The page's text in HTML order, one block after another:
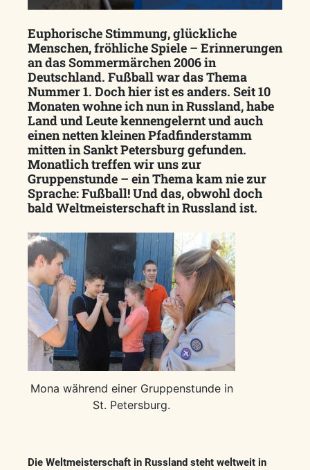
Euphorische Stimmung, glückliche
Menschen, fröhliche Spiele – Erinnerungen
an das Sommermärchen 2006 in
Deutschland. Fußball war das Thema
Nummer 1. Doch hier ist es anders. Seit 10
Monaten wohne ich nun in Russland, habe
Land und Leute kennengelernt und auch
einen netten kleinen Pfadfinderstamm
mitten in Sankt Petersburg gefunden.
Monatlich treffen wir uns zur
Gruppenstunde – ein Thema kam nie zur
Sprache: Fußball! Und das, obwohl doch
bald Weltmeisterschaft in Russland ist.
Mona während einer Gruppenstunde in
St. Petersburg.
Die Weltmeisterschaft in Russland steht weltweit in